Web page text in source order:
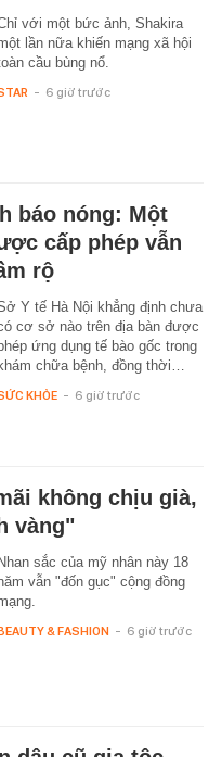
với một bức ảnh, Shakira
lần nữa khiến mạng xã hội
cầu bùng nổ.
- 6 giờ trước
báo nóng: Một
cấp phép vẫn
rộ
Y tế Hà Nội khẳng định chưa
cơ sở nào trên địa bàn được
ứng dụng tế bào gốc trong
chữa bệnh, đồng thời…
KHỎE - 6 giờ trước
không chịu già,
vàng"
sắc của mỹ nhân này 18
vẫn "đốn gục" cộng đồng
& FASHION - 6 giờ trước